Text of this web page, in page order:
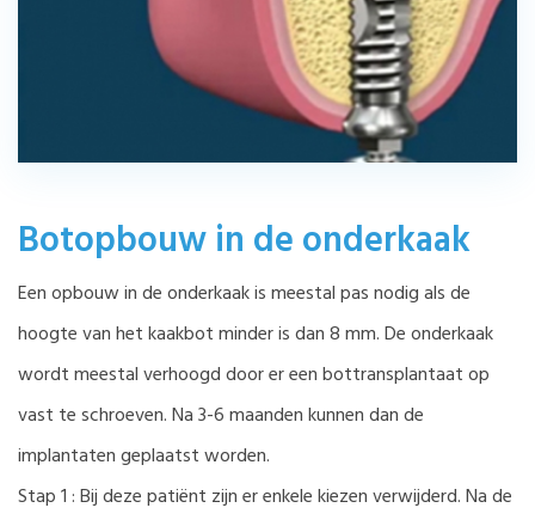
Botopbouw in de onderkaak
Een opbouw in de onderkaak is meestal pas nodig als de
hoogte van het kaakbot minder is dan 8 mm. De onderkaak
wordt meestal verhoogd door er een bottransplantaat op
vast te schroeven. Na 3-6 maanden kunnen dan de
implantaten geplaatst worden.
Stap 1 : Bij deze patiënt zijn er enkele kiezen verwijderd. Na de